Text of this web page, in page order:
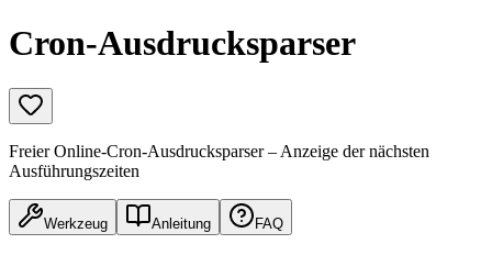
Cron-Ausdrucksparser
Freier Online-Cron-Ausdrucksparser – Anzeige der nächsten
Ausführungszeiten
Werkzeug Anleitung FAQ